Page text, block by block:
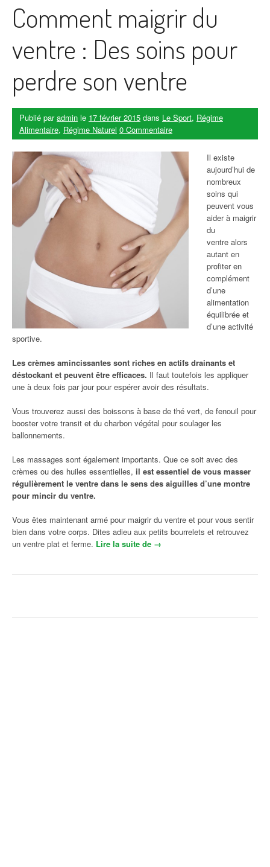
Comment maigrir du
ventre : Des soins pour
perdre son ventre
Publié paradmin le 17 février 2015 dans Le Sport, Régime
Alimentaire, Régime Naturel 0 Commentaire
Il existe
aujourd’hui de
nombreux
soins qui
peuvent vous
aider à maigrir
du
ventre alors
autant en
profiter en
complément
d’une
alimentation
équilibrée et
d’une activité
sportive.
Les crèmes amincissantes sont riches en actifs drainants et
déstockant et peuvent être efficaces. Il faut toutefois les appliquer
une à deux fois par jour pour espérer avoir des résultats.
Vous trouverez aussi des boissons à base de thé vert, de fenouil pour
booster votre transit et du charbon végétal pour soulager les
ballonnements.
Les massages sont également importants. Que ce soit avec des
crèmes ou des huiles essentielles, il est essentiel de vous masser
régulièrement le ventre dans le sens des aiguilles d’une montre
pour mincir du ventre.
Vous êtes maintenant armé pour maigrir du ventre et pour vous sentir
bien dans votre corps. Dites adieu aux petits bourrelets et retrouvez
un ventre plat et ferme. Lire la suite de « Comment maigrir du ventre :
→